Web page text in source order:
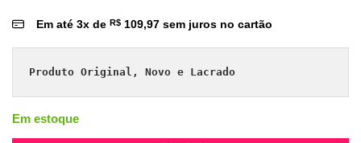
Em até 3x de R$ 109,97 sem juros no cartão
Produto Original, Novo e Lacrado
Em estoque